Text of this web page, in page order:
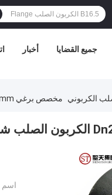
أخبار جميع القضايا
الكربوني مخصص برغي Dn200mm الكربون الصلب شفة أعمى 8 بوصة مع ثقب
اسم